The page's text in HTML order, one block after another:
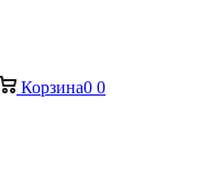
Корзина0 0